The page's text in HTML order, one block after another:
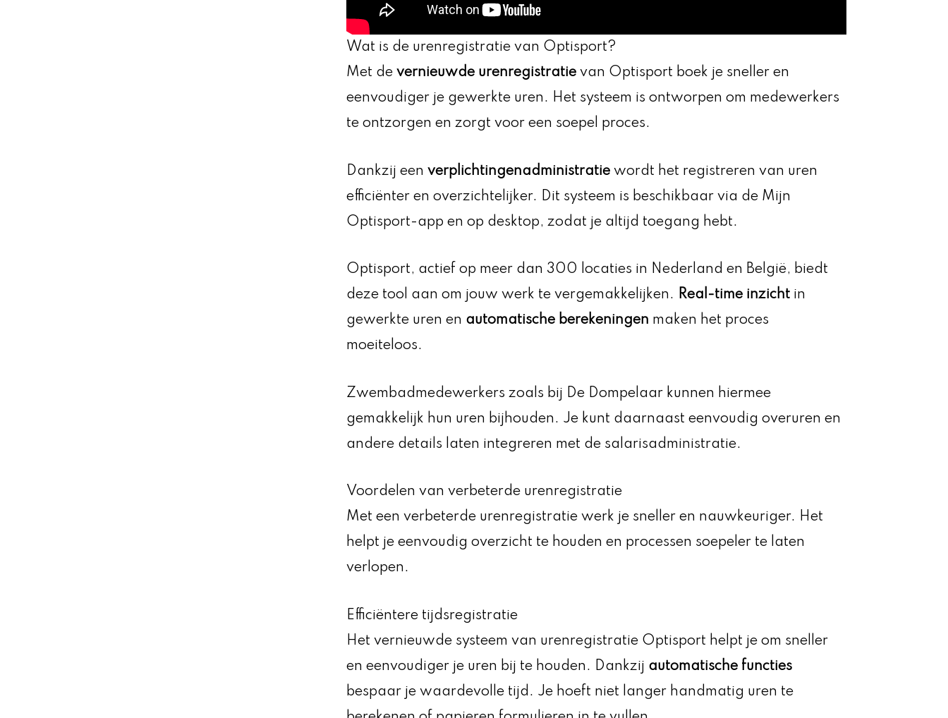
Wat is de urenregistratie van Optisport?
Met de vernieuwde urenregistratie van Optisport boek je sneller en
eenvoudiger je gewerkte uren. Het systeem is ontworpen om medewerkers
te ontzorgen en zorgt voor een soepel proces.
Dankzij een verplichtingenadministratie wordt het registreren van uren
efficiënter en overzichtelijker. Dit systeem is beschikbaar via de Mijn
Optisport-app en op desktop, zodat je altijd toegang hebt.
Optisport, actief op meer dan 300 locaties in Nederland en België, biedt
deze tool aan om jouw werk te vergemakkelijken. Real-time inzicht in
gewerkte uren en automatische berekeningen maken het proces
moeiteloos.
Zwembadmedewerkers zoals bij De Dompelaar kunnen hiermee
gemakkelijk hun uren bijhouden. Je kunt daarnaast eenvoudig overuren en
andere details laten integreren met de salarisadministratie.
Voordelen van verbeterde urenregistratie
Met een verbeterde urenregistratie werk je sneller en nauwkeuriger. Het
helpt je eenvoudig overzicht te houden en processen soepeler te laten
verlopen.
Efficiëntere tijdsregistratie
Het vernieuwde systeem van urenregistratie Optisport helpt je om sneller
en eenvoudiger je uren bij te houden. Dankzij automatische functies
bespaar je waardevolle tijd. Je hoeft niet langer handmatig uren te